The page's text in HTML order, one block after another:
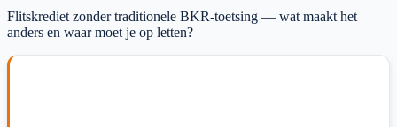
Flitskrediet zonder traditionele BKR-toetsing — wat maakt het
anders en waar moet je op letten?